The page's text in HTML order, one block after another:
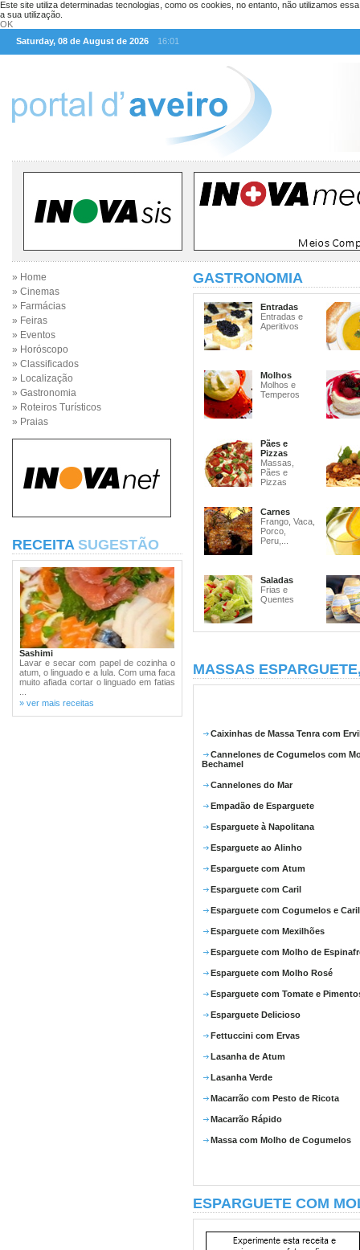
Este site utiliza determinadas tecnologias, como os cookies, no entanto, não utilizamos
a sua utilização.
OK
Saturday, 08 de August de 2026
16:01
» Home
» Cinemas
» Farmácias
» Feiras
» Eventos
» Horóscopo
» Classificados
» Localização
» Gastronomia
» Roteiros Turísticos
» Praias
RECEITA SUGESTÃO
Sashimi
Lavar e secar com papel de cozinha o
atum, o linguado e a lula. Com uma faca
muito afiada cortar o linguado em fatias
» ver mais receitas
GASTRONOMIA
Entradas
Entradas e
Aperitivos
Molhos
Molhos e
Temperos
Pães e
Pizzas
Massas,
Pães e
Pizzas
Carnes
Frango, Vaca,
Porco,
Peru,...
Saladas
Frias e
Quentes
MASSAS
Caixinhas de Massa Tenra com
Cannelones de Cogumelos com
Bechamel
Cannelones do Mar
Empadão de Esparguete
Esparguete à Napolitana
Esparguete ao Alinho
Esparguete com Atum
Esparguete com Caril
Esparguete com Cogumelos e Caril
Esparguete com Mexilhões
Esparguete com Molho de
Esparguete com Molho Rosé
Esparguete com Tomate e
Esparguete Delicioso
Fettuccini com Ervas
Lasanha de Atum
Lasanha Verde
Macarrão com Pesto de Ricota
Macarrão Rápido
Massa com Molho de Cogumelos
ESPARGUETE COM